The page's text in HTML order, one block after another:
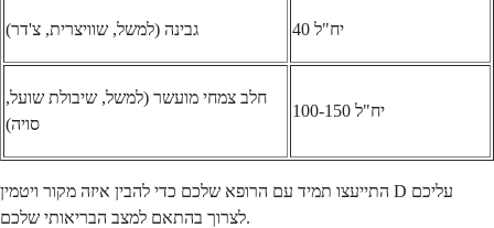
גבינה (למשל, שוויצרית, צ'דר) 40 יח"ל
חלב צמחי מועשר (למשל, שיבולת שועל,
סויה)
100-150 יח"ל
התייעצו תמיד עם הרופא שלכם כדי להבין איזה מקור ויטמין D עליכם
לצרוך בהתאם למצב הבריאותי שלכם.